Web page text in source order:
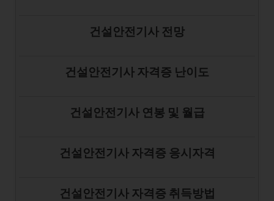
건설안전기사 전망
건설안전기사 자격증 난이도
건설안전기사 연봉 및 월급
건설안전기사 자격증 응시자격
건설안전기사 자격증 취득방법